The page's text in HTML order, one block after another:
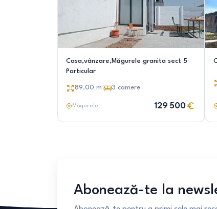
Casa,vânzare,Măgurele granita sect 5
Particular
89.00 m² 3 camere
Măgurele 129 500
Abonează-te la